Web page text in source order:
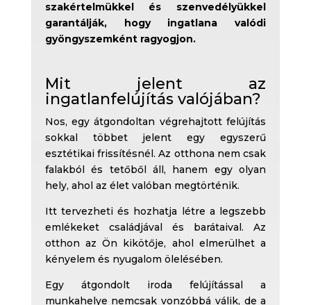
szakértelmükkel és szenvedélyükkel
garantálják, hogy ingatlana valódi
gyöngyszemként ragyogjon.
Mit jelent az
ingatlanfelújítás valójában?
Nos, egy átgondoltan végrehajtott felújítás
sokkal többet jelent egy egyszerű
esztétikai frissítésnél. Az otthona nem csak
falakból és tetőből áll, hanem egy olyan
hely, ahol az élet valóban megtörténik.
Itt tervezheti és hozhatja létre a legszebb
emlékeket családjával és barátaival. Az
otthon az Ön kikötője, ahol elmerülhet a
kényelem és nyugalom ölelésében.
Egy átgondolt iroda felújítással a
munkahelye nemcsak vonzóbbá válik, de a